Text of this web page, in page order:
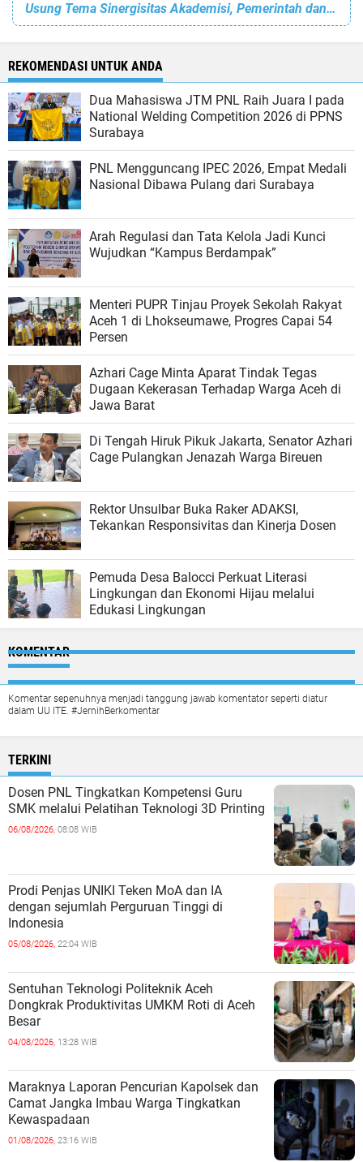
Usung Tema Sinergisitas Akademisi, Pemerintah dan Praktisi Industri dalam Pemanfaatan Potensi Lokal Menuju Indonesia Mandiri Energi, PNL Sukses Gelar Semnas ke-7
REKOMENDASI UNTUK ANDA
Dua Mahasiswa JTM PNL Raih Juara I pada
National Welding Competition 2026 di PPNS
Surabaya
PNL Mengguncang IPEC 2026, Empat Medali
Nasional Dibawa Pulang dari Surabaya
Arah Regulasi dan Tata Kelola Jadi Kunci
Wujudkan “Kampus Berdampak”
Menteri PUPR Tinjau Proyek Sekolah Rakyat
Aceh 1 di Lhokseumawe, Progres Capai 54
Persen
Azhari Cage Minta Aparat Tindak Tegas
Dugaan Kekerasan Terhadap Warga Aceh di
Jawa Barat
Di Tengah Hiruk Pikuk Jakarta, Senator Azhari
Cage Pulangkan Jenazah Warga Bireuen
Rektor Unsulbar Buka Raker ADAKSI,
Tekankan Responsivitas dan Kinerja Dosen
Pemuda Desa Balocci Perkuat Literasi
Lingkungan dan Ekonomi Hijau melalui
Edukasi Lingkungan
KOMENTAR
Komentar sepenuhnya menjadi tanggung jawab komentator seperti diatur
dalam UU ITE. #JernihBerkomentar
TERKINI
Dosen PNL Tingkatkan Kompetensi Guru
SMK melalui Pelatihan Teknologi 3D Printing
06/08/2026, 08:08 WIB
Prodi Penjas UNIKI Teken MoA dan IA
dengan sejumlah Perguruan Tinggi di
Indonesia
05/08/2026, 22:04 WIB
Sentuhan Teknologi Politeknik Aceh
Dongkrak Produktivitas UMKM Roti di Aceh
Besar
04/08/2026, 13:28 WIB
Maraknya Laporan Pencurian Kapolsek dan
Camat Jangka Imbau Warga Tingkatkan
Kewaspadaan
01/08/2026, 23:16 WIB